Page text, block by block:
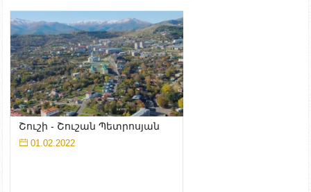
Շուշի - Շուշան Պետրոսյան
01.02.2022